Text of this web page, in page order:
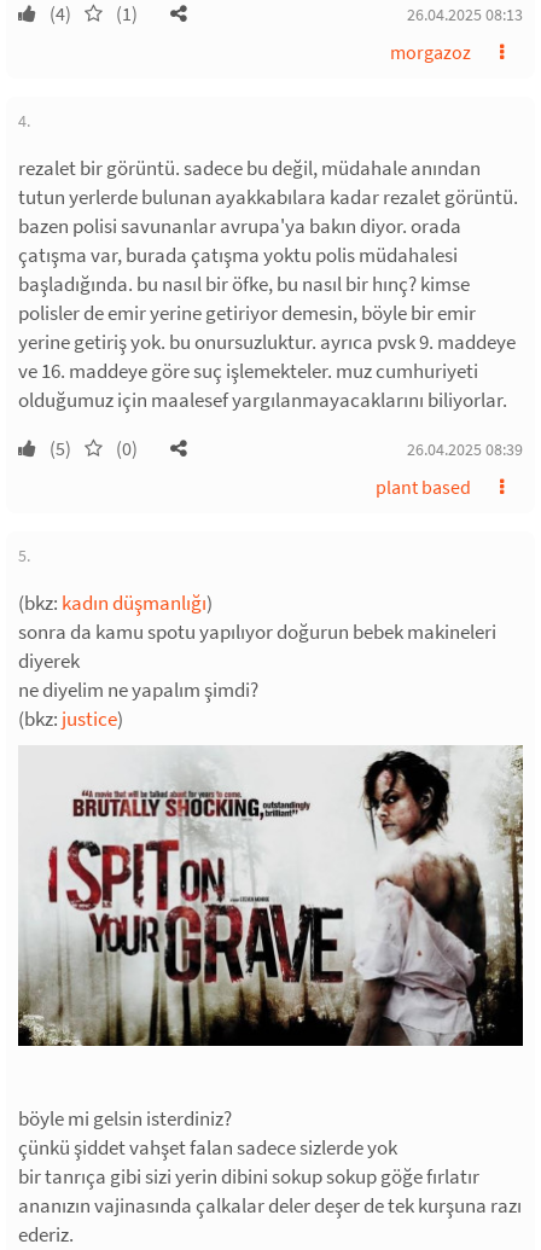
(4) (1) 26.04.2025 08:13
morgazoz
4.
rezalet bir görüntü. sadece bu değil, müdahale anından
tutun yerlerde bulunan ayakkabılara kadar rezalet görüntü.
bazen polisi savunanlar avrupa'ya bakın diyor. orada
çatışma var, burada çatışma yoktu polis müdahalesi
başladığında. bu nasıl bir öfke, bu nasıl bir hınç? kimse
polisler de emir yerine getiriyor demesin, böyle bir emir
yerine getiriş yok. bu onursuzluktur. ayrıca pvsk 9. maddeye
ve 16. maddeye göre suç işlemekteler. muz cumhuriyeti
olduğumuz için maalesef yargılanmayacaklarını biliyorlar.
(5) (0) 26.04.2025 08:39
plant based
5.
(bkz: kadın düşmanlığı)
sonra da kamu spotu yapılıyor doğurun bebek makineleri
diyerek
ne diyelim ne yapalım şimdi?
(bkz: justice)
böyle mi gelsin isterdiniz?
çünkü şiddet vahşet falan sadece sizlerde yok
bir tanrıça gibi sizi yerin dibini sokup sokup göğe fırlatır
ananızın vajinasında çalkalar deler deşer de tek kurşuna razı
ederiz.